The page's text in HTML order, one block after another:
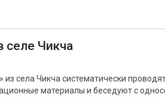
селе Чикча
из села Чикча систематически
материалы и беседуют с